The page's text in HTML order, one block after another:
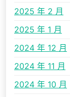
2025 年 2 月
2025 年 1 月
2024 年 12 月
2024 年 11 月
2024 年 10 月